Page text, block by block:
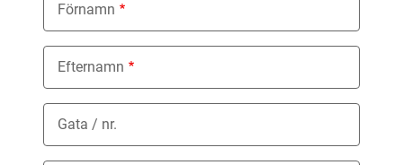
Förnamn
Efternamn
Gata / nr.